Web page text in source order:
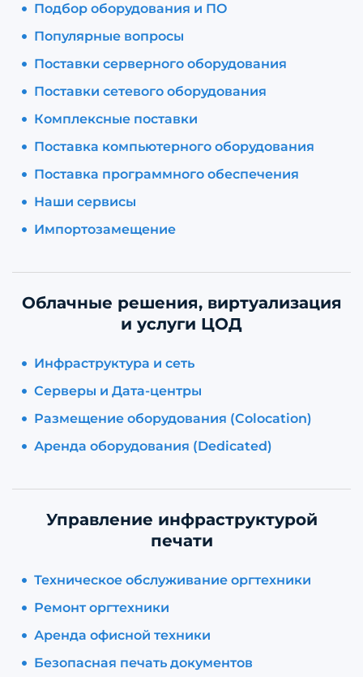
Подбор оборудования и ПО
Популярные вопросы
Поставки серверного оборудования
Поставки сетевого оборудования
Комплексные поставки
Поставка компьютерного оборудования
Поставка программного обеспечения
Наши сервисы
Импортозамещение
Облачные решения, виртуализация
и услуги ЦОД
Инфраструктура и сеть
Серверы и Дата-центры
Размещение оборудования (Colocation)
Аренда оборудования (Dedicated)
Управление инфраструктурой
печати
Техническое обслуживание оргтехники
Ремонт оргтехники
Аренда офисной техники
Безопасная печать документов